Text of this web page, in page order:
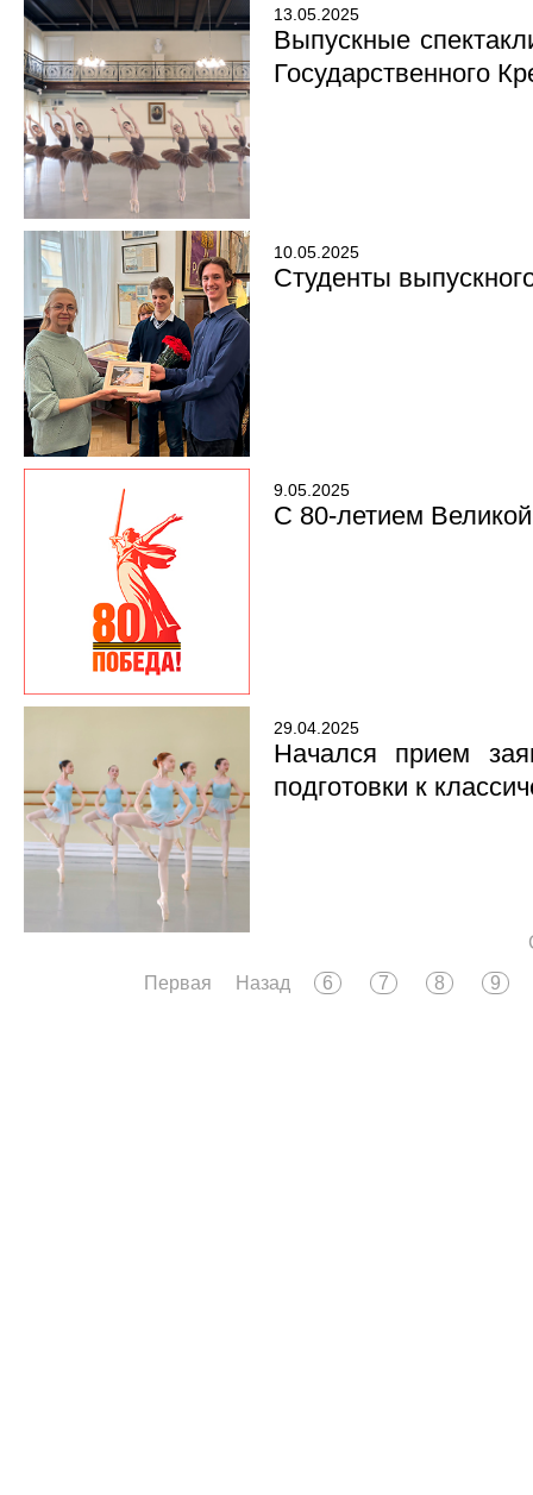
13.05.2025
Выпускные
Государственного
10.05.2025
Студенты
9.05.2025
С 80-летием
29.04.2025
Начался прием
подготовки к
Первая
Назад 6 7 8 9